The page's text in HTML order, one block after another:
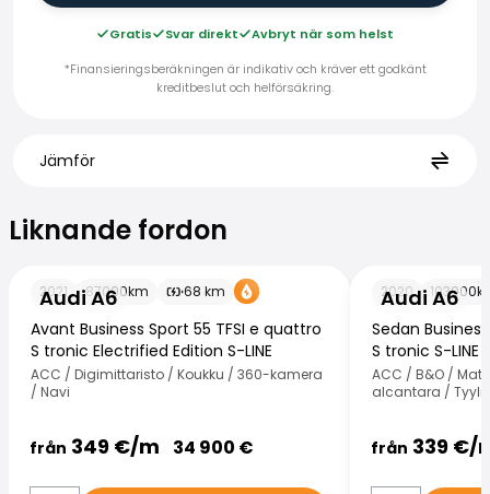
Gratis Svar direkt
Avbryt när som helst
*Finansieringsberäkningen är indikativ och kräver ett godkänt
kreditbeslut och helförsäkring.
Jämför
Liknande fordon
Audi A6
2021 87000km 68 km
Avant Business Sport 55 TFSI e quattro
S tronic Electrified Edition S-LINE
ACC / Digimittaristo / Koukku / 360-kamera
/ Navi
från 349 €/m 34 900 €
Audi A6
2020 103000
Sedan
S tronic S-LINE
ACC / B&O /
alcantara /
från 339 €/